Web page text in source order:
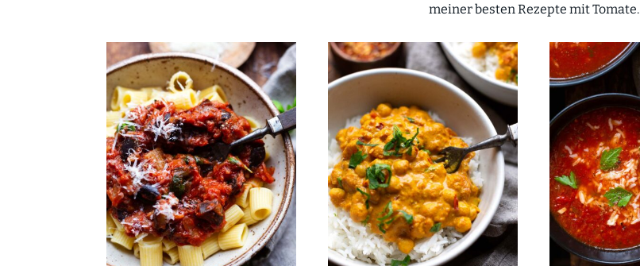
meiner besten Rezepte mit Tomate.